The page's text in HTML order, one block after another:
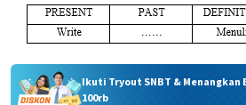
Ikuti Tryout SNBT & Menangkan
100rb